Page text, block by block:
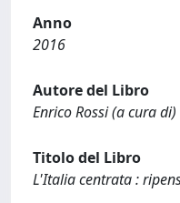
Anno
2016
Autore del Libro
Enrico Rossi (a cura di)
Titolo del Libro
L'Italia centrata :